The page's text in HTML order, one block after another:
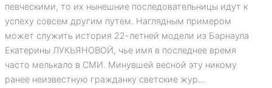
певческими, то их нынешние последовательницы идут к
успеху совсем другим путем. Наглядным примером
может служить история 22-летней модели из Барнаула
Екатерины ЛУКЬЯНОВОЙ, чье имя в последнее время
часто мелькало в СМИ. Минувшей весной эту никому
ранее неизвестную гражданку светские жур...